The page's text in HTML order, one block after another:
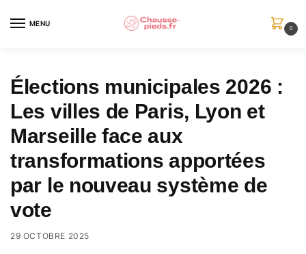
MENU
0
Élections municipales 2026 :
Les villes de Paris, Lyon et
Marseille face aux
transformations apportées
par le nouveau système de
vote
29 OCTOBRE 2025